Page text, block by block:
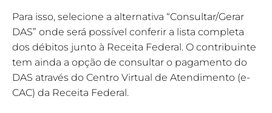
Para isso, selecione a alternativa “Consultar/Gerar
DAS” onde será possível conferir a lista completa
dos débitos junto à Receita Federal. O contribuinte
tem ainda a opção de consultar o pagamento do
DAS através do Centro Virtual de Atendimento (e-
CAC) da Receita Federal.